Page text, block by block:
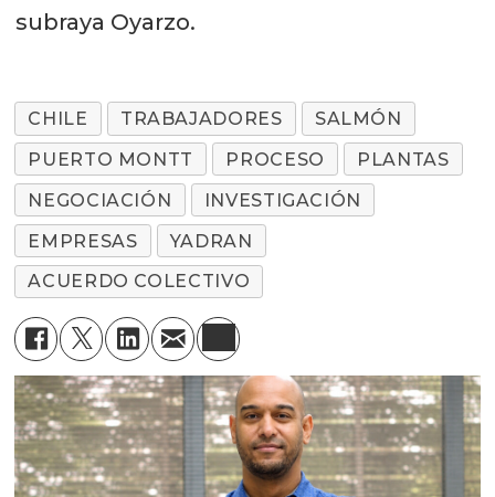
subraya Oyarzo.
CHILE TRABAJADORES
SALMÓN
PUERTO MONTT
PROCESO
PLANTAS
NEGOCIACIÓN
INVESTIGACIÓN
EMPRESAS
YADRAN
ACUERDO COLECTIVO